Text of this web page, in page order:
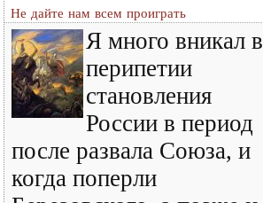
Не дайте нам всем проиграть
Я много вникал в
перипетии
становления
России в период
после развала Союза, и
когда поперли